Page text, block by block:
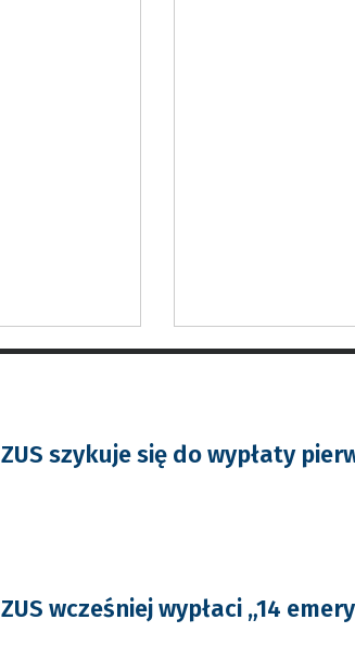
ZUS szykuje się do wypłaty
ZUS wcześniej wypłaci „14